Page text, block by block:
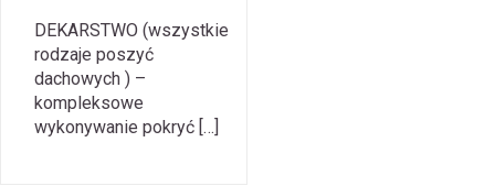
DEKARSTWO (wszystkie
rodzaje poszyć
dachowych ) –
kompleksowe
wykonywanie pokryć […]